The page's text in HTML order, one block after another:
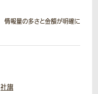
情報量の多さと金額が明確に
社旗